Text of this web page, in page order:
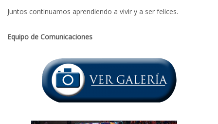
Juntos continuamos aprendiendo a vivir y a ser felices.
Equipo de Comunicaciones